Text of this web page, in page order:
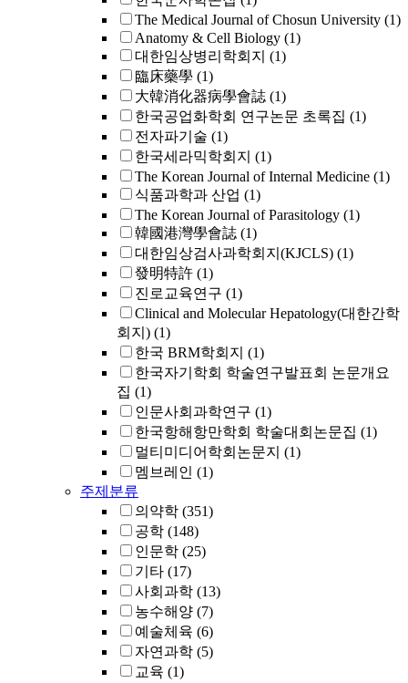
The Medical Journal of Chosun University (1)
Anatomy & Cell Biology (1)
대한임상병리학회지 (1)
臨床藥學 (1)
大韓消化器病學會誌 (1)
한국공업화학회 연구논문 초록집 (1)
전자파기술 (1)
한국세라믹학회지 (1)
The Korean Journal of Internal Medicine (1)
식품과학과 산업 (1)
The Korean Journal of Parasitology (1)
韓國港灣學會誌 (1)
대한임상검사과학회지(KJCLS) (1)
發明特許 (1)
진로교육연구 (1)
Clinical and Molecular Hepatology(대한간학
회지) (1)
한국 BRM학회지 (1)
한국자기학회 학술연구발표회 논문개요
집 (1)
인문사회과학연구 (1)
한국항해항만학회 학술대회논문집 (1)
멀티미디어학회논문지 (1)
멤브레인 (1)
주제분류
의약학 (351)
공학 (148)
인문학 (25)
기타 (17)
사회과학 (13)
농수해양 (7)
예술체육 (6)
자연과학 (5)
교육 (1)